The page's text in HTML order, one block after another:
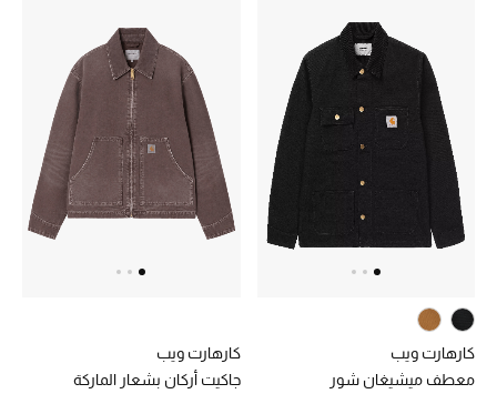
مستلزمات الأطفال الرضع
مستلزمات البنات (2 - 14 سنة)
مستلزمات الأولاد (2 - 14 سنة)
أبرز المصممين
تسوقوا التشكيلة
كارهارت ويب
معطف ميشيغان شور
كارهارت ويب
جاكيت أركان بشعار الماركة